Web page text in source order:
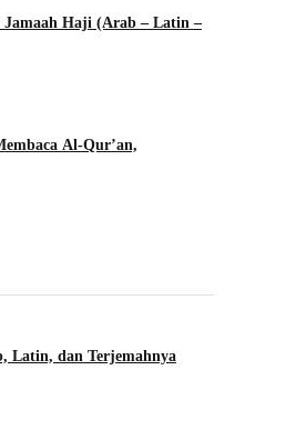
Jamaah Haji (Arab – Latin –
Al-Qur’an,
Latin, dan Terjemahnya